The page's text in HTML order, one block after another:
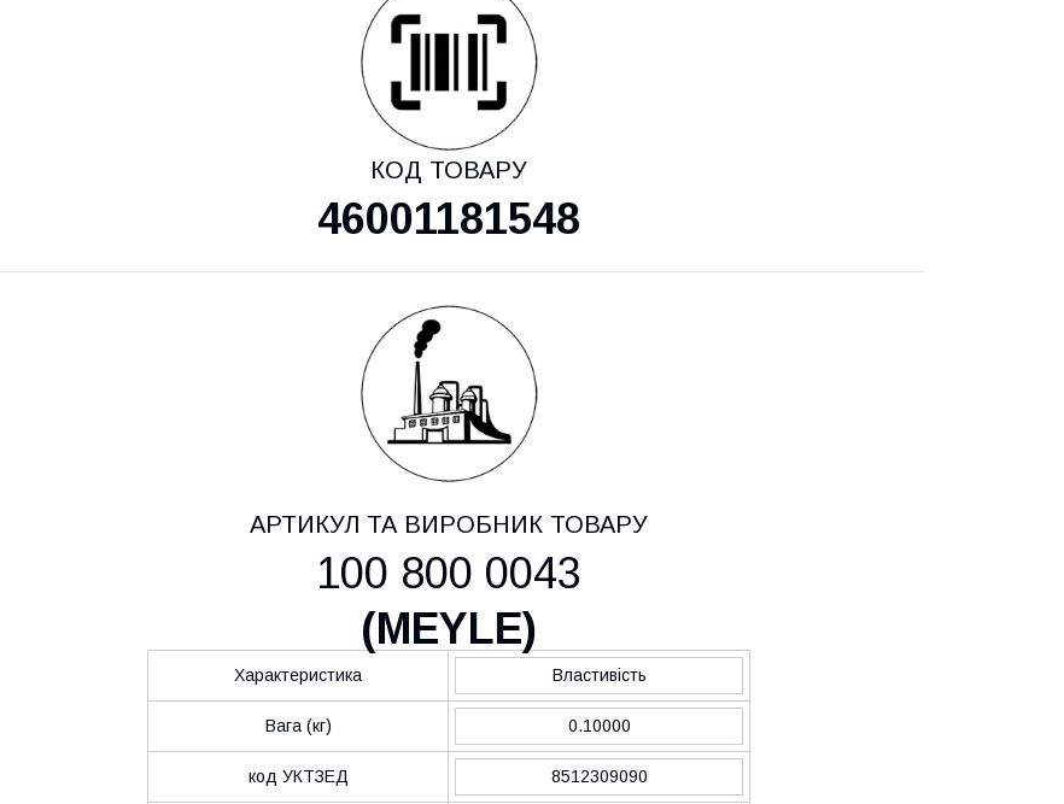
КОД ТОВАРУ
46001181548
АРТИКУЛ ТА ВИРОБНИК ТОВАРУ
100 800 0043
(MEYLE)
Характеристика Властивість
Вага (кг) 0.10000
код УКТЗЕД 8512309090